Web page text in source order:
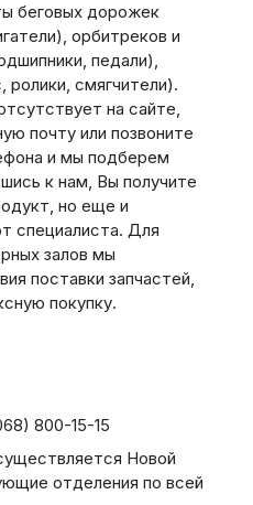
беговых дорожек
орбитреков и
педали),
смягчители).
на сайте,
почту или позвоните
и мы подберем
к нам, Вы получите
но еще и
специалиста. Для
залов мы
поставки запчастей,
покупку.
800-15-15
Новой
отделения по всей